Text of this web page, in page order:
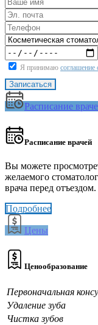
Я принимаю соглашение
Расписание
Расписание врачей
Вы можете
желаемого
врача перед отъездом.
Подробнее
Цены
Ценообразование
Первоначальная
Удаление зуба
Чистка зубов